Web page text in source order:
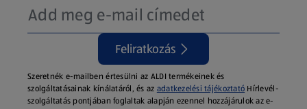
Feliratkozás
Szeretnék e-mailben értesülni az ALDI termékeinek és
szolgáltatásainak kínálatáról, és az adatkezelési tájékoztató Hírlevél-
szolgáltatás pontjában foglaltak alapján ezennel hozzájárulok az e-